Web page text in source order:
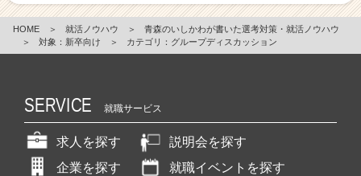
HOME ＞ 就活ノウハウ ＞
青森のいしかわが書いた選考対策・就活ノウハウ
＞
対象：新卒向け ＞ カテゴリ：グループディスカッション
SERVICE 就職サービス
求人を探す
説明会を探す
企業を探す
就職イベントを探す